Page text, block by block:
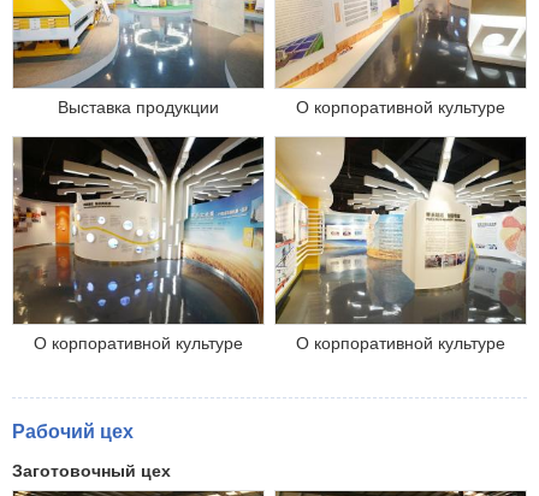
Выставка продукции О корпоративной культуре
О корпоративной культуре О корпоративной культуре
Рабочий цех
Заготовочный цех